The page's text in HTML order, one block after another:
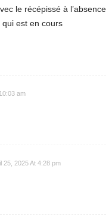
le récépissé à l’absence
qui est en cours
am
25, 2025 At 4:28 pm